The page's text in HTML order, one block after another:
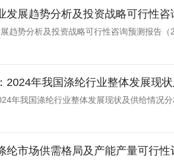
发展趋势分析及投资战略可行性
趋势分析及投资战略可行性咨询预测报告
2024年我国涤纶行业整体发展现
年我国涤纶行业整体发展现状及供给情况
纶市场供需格局及产能产量可行